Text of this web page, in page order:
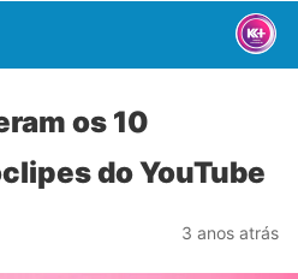
os 10
do YouTube
3 anos atrás